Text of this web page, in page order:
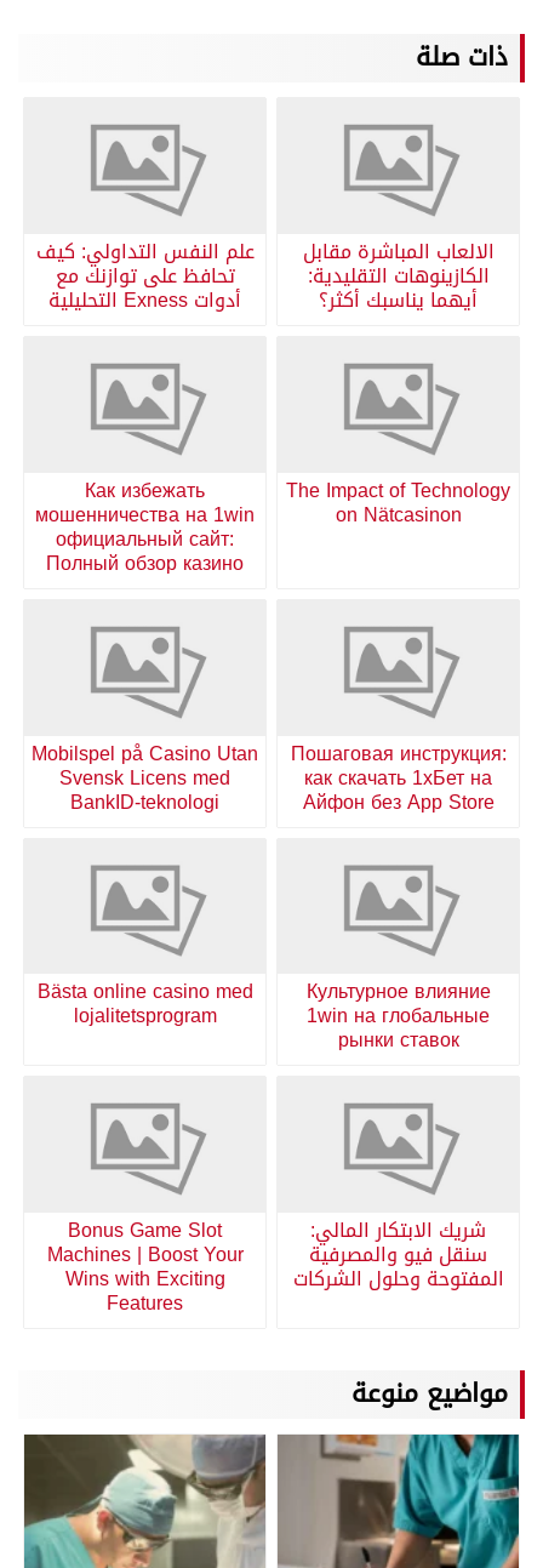
ذات صلة
الالعاب المباشرة مقابل
الكازينوهات التقليدية:
أيهما يناسبك أكثر؟
علم النفس التداولي: كيف
تحافظ على توازنك مع
أدوات Exness التحليلية
The Impact of Technology
on Nätcasinon
Как избежать
мошенничества на 1win
официальный сайт:
Полный обзор казино
Пошаговая инструкция:
как скачать 1хБет на
Айфон без App Store
Mobilspel på Casino Utan
Svensk Licens med
BankID-teknologi
Культурное влияние
1win на глобальные
рынки ставок
Bästa online casino med
lojalitetsprogram
شريك الابتكار المالي:
سنقل فيو والمصرفية
المفتوحة وحلول الشركات
Bonus Game Slot
Machines | Boost Your
Wins with Exciting
Features
مواضيع منوعة